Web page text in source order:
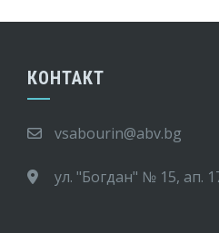
КОНТАКТ
vsabourin@abv.bg
ул. "Богдан" № 15, ап.